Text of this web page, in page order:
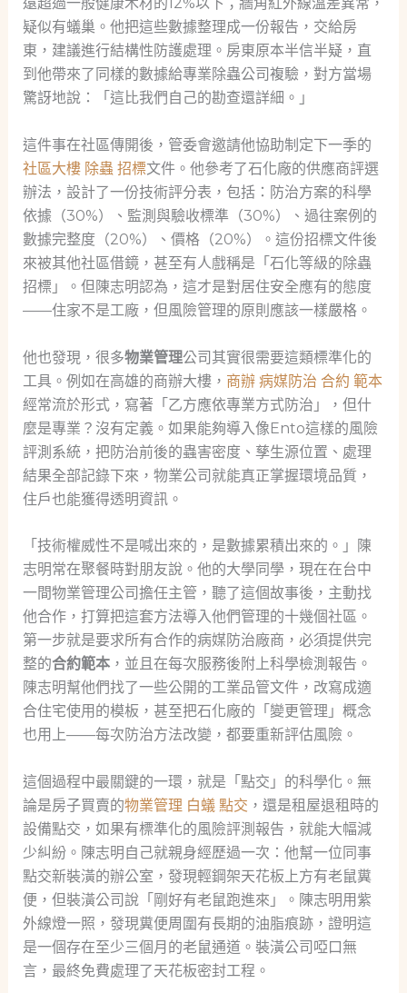
遠超過一般健康木材的12%以下；牆角紅外線溫差異常，
疑似有蟻巢。他把這些數據整理成一份報告，交給房
東，建議進行結構性防護處理。房東原本半信半疑，直
到他帶來了同樣的數據給專業除蟲公司複驗，對方當場
驚訝地說：「這比我們自己的勘查還詳細。」
這件事在社區傳開後，管委會邀請他協助制定下一季的
社區大樓 除蟲 招標文件。他參考了石化廠的供應商評選
辦法，設計了一份技術評分表，包括：防治方案的科學
依據（30%）、監測與驗收標準（30%）、過往案例的
數據完整度（20%）、價格（20%）。這份招標文件後
來被其他社區借鏡，甚至有人戲稱是「石化等級的除蟲
招標」。但陳志明認為，這才是對居住安全應有的態度
——住家不是工廠，但風險管理的原則應該一樣嚴格。
他也發現，很多物業管理公司其實很需要這類標準化的
工具。例如在高雄的商辦大樓， 商辦 病媒防治 合約 範本
經常流於形式，寫著「乙方應依專業方式防治」，但什
麼是專業？沒有定義。如果能夠導入像Ento這樣的風險
評測系統，把防治前後的蟲害密度、孳生源位置、處理
結果全部記錄下來，物業公司就能真正掌握環境品質，
住戶也能獲得透明資訊。
「技術權威性不是喊出來的，是數據累積出來的。」陳
志明常在聚餐時對朋友說。他的大學同學，現在在台中
一間物業管理公司擔任主管，聽了這個故事後，主動找
他合作，打算把這套方法導入他們管理的十幾個社區。
第一步就是要求所有合作的病媒防治廠商，必須提供完
整的合約範本，並且在每次服務後附上科學檢測報告。
陳志明幫他們找了一些公開的工業品管文件，改寫成適
合住宅使用的模板，甚至把石化廠的「變更管理」概念
也用上——每次防治方法改變，都要重新評估風險。
這個過程中最關鍵的一環，就是「點交」的科學化。無
論是房子買賣的物業管理 白蟻 點交 ，還是租屋退租時的
設備點交，如果有標準化的風險評測報告，就能大幅減
少糾紛。陳志明自己就親身經歷過一次：他幫一位同事
點交新裝潢的辦公室，發現輕鋼架天花板上方有老鼠糞
便，但裝潢公司說「剛好有老鼠跑進來」。陳志明用紫
外線燈一照，發現糞便周圍有長期的油脂痕跡，證明這
是一個存在至少三個月的老鼠通道。裝潢公司啞口無
言，最終免費處理了天花板密封工程。